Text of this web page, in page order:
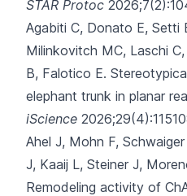
STAR Protoc
Agabiti C, Donato E, Setti
Milinkovitch MC, Laschi C,
B, Falotico E.
elephant trunk in planar
iScience
Ahel J, Mohn F,
J, Kaaij L, Steiner J,
Remodeling activity of